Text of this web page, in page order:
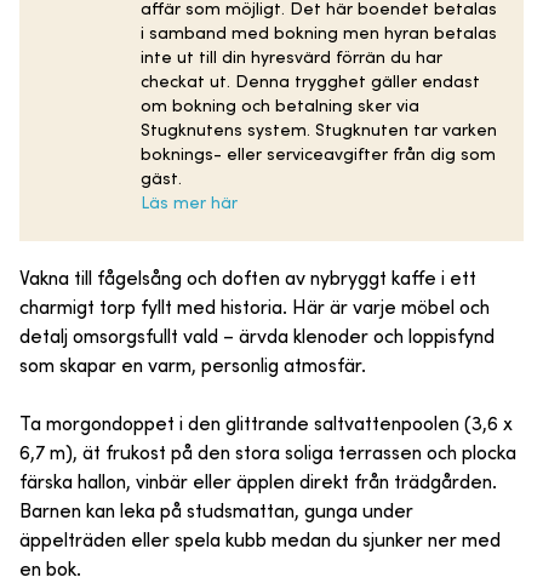
affär som möjligt. Det här boendet betalas
i samband med bokning men hyran betalas
inte ut till din hyresvärd förrän du har
checkat ut. Denna trygghet gäller endast
om bokning och betalning sker via
Stugknutens system. Stugknuten tar varken
boknings- eller serviceavgifter från dig som
gäst.
Läs mer här
Vakna till fågelsång och doften av nybryggt kaffe i ett
charmigt torp fyllt med historia. Här är varje möbel och
detalj omsorgsfullt vald – ärvda klenoder och loppisfynd
som skapar en varm, personlig atmosfär.
Ta morgondoppet i den glittrande saltvattenpoolen (3,6 x
6,7 m), ät frukost på den stora soliga terrassen och plocka
färska hallon, vinbär eller äpplen direkt från trädgården.
Barnen kan leka på studsmattan, gunga under
äppelträden eller spela kubb medan du sjunker ner med
en bok.